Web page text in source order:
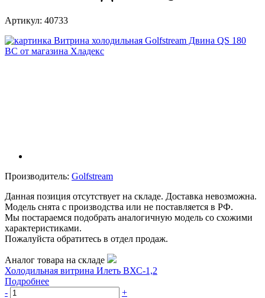
Артикул: 40733
Производитель: Golfstream
Данная позиция отсутствует на складе. Доставка невозможна.
Модель снята с производства или не поставляется в РФ.
Мы постараемся подобрать аналогичную модель со схожими
характеристиками.
Пожалуйста обратитесь в отдел продаж.
Аналог товара на складе
Холодильная витрина Илеть ВХС-1,2
Подробнее
-
+